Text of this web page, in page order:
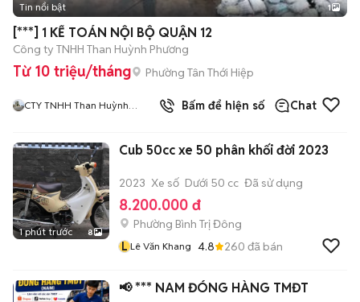
Tin nổi bật 1
[***] 1 KẾ TOÁN NỘI BỘ QUẬN 12
Công ty TNHH Than Huỳnh Phương
Từ 10 triệu/tháng Phường Tân Thới Hiệp
CTY TNHH Than Huỳnh
8đã bán
Bấm để hiện số Chat
1 phút trước 8
Cub 50cc xe 50 phân khối đời 2023
2023 Xe số Dưới 50 cc Đã sử dụng
8.200.000 đ
Phường Bình Trị Đông
L Lê Văn Khang 4.8 260 đã bán
📢 *** NAM ĐÓNG HÀNG TMĐT